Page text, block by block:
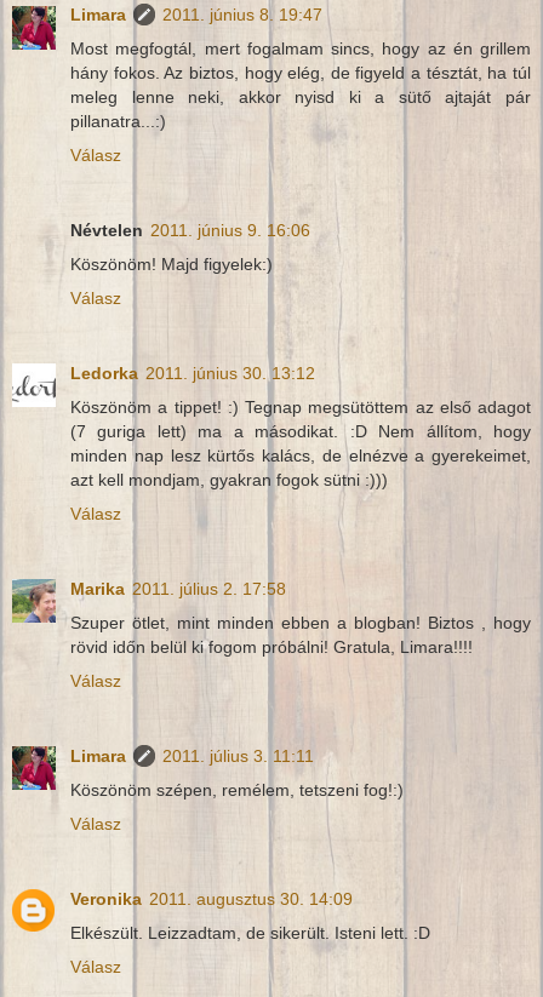
Limara
2011. június 8. 19:47
Most megfogtál, mert fogalmam sincs, hogy az én grillem
hány fokos. Az biztos, hogy elég, de figyeld a tésztát, ha túl
meleg lenne neki, akkor nyisd ki a sütő ajtaját pár
pillanatra...:)
Válasz
Névtelen 2011. június 9. 16:06
Köszönöm! Majd figyelek:)
Válasz
Ledorka 2011. június 30. 13:12
Köszönöm a tippet! :) Tegnap megsütöttem az első adagot
(7 guriga lett) ma a másodikat. :D Nem állítom, hogy
minden nap lesz kürtős kalács, de elnézve a gyerekeimet,
azt kell mondjam, gyakran fogok sütni :)))
Válasz
Marika 2011. július 2. 17:58
Szuper ötlet, mint minden ebben a blogban! Biztos , hogy
rövid időn belül ki fogom próbálni! Gratula, Limara!!!!
Válasz
Limara
2011. július 3. 11:11
Köszönöm szépen, remélem, tetszeni fog!:)
Válasz
Veronika 2011. augusztus 30. 14:09
Elkészült. Leizzadtam, de sikerült. Isteni lett. :D
Válasz